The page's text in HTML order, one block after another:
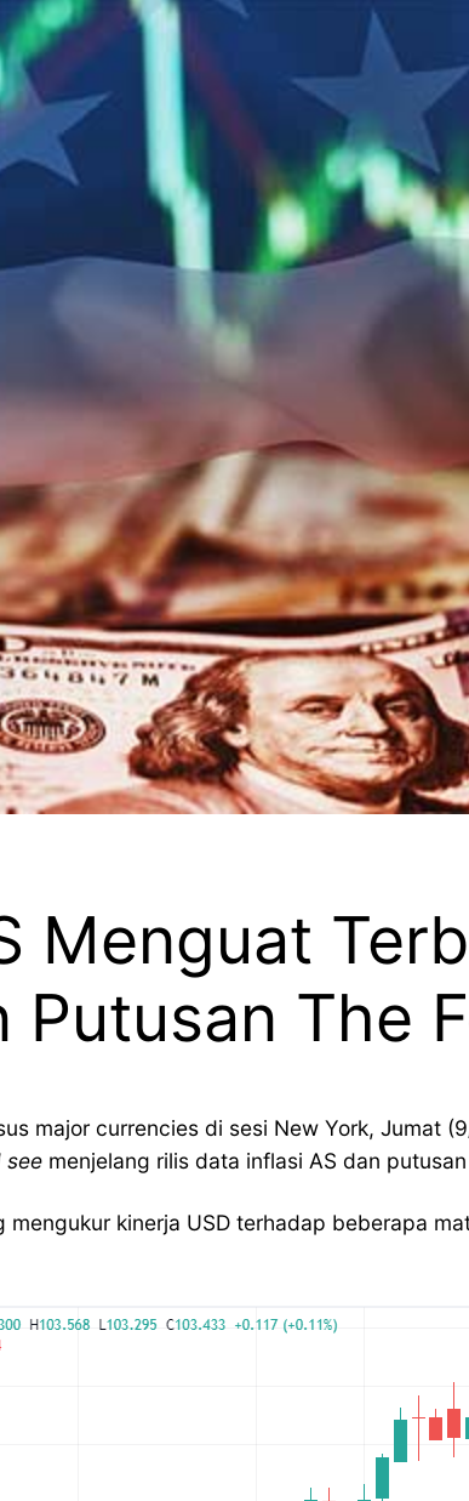
Menguat
Putusan The
major currencies di sesi New York, Jumat
see menjelang rilis data inflasi AS dan
kinerja USD terhadap beberapa